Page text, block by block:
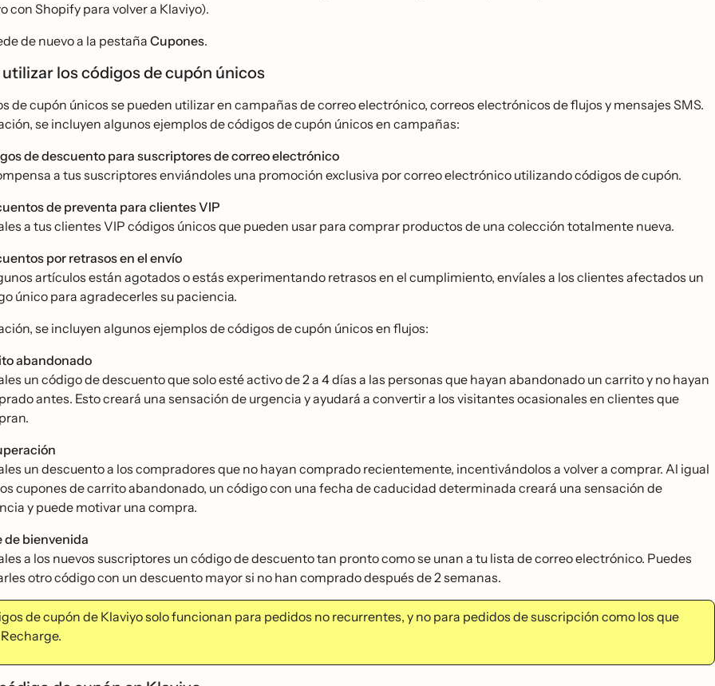
con Shopify para volver a Klaviyo).
de nuevo a la pestañaCupones.
los códigos de cupón únicos
de cupón únicos se pueden utilizar en campañas de correo electrónico, correos electrónicos de flujos y mensajes SMS.
se incluyen algunos ejemplos de códigos de cupón únicos en campañas:
de descuento para suscriptores de correo electrónico
a tus suscriptores enviándoles una promoción exclusiva por correo electrónico utilizando códigos de cupón.
de preventa para clientes VIP
a tus clientes VIP códigos únicos que pueden usar para comprar productos de una colección totalmente nueva.
por retrasos en el envío
artículos están agotados o estás experimentando retrasos en el cumplimiento, envíales a los clientes afectados un
único para agradecerles su paciencia.
se incluyen algunos ejemplos de códigos de cupón únicos en flujos:
abandonado
un código de descuento que solo esté activo de 2 a 4 días a las personas que hayan abandonado un carrito y no hayan
antes. Esto creará una sensación de urgencia y ayudará a convertir a los visitantes ocasionales en clientes que
un descuento a los compradores que no hayan comprado recientemente, incentivándolos a volver a comprar. Al igual
cupones de carrito abandonado, un código con una fecha de caducidad determinada creará una sensación de
y puede motivar una compra.
de bienvenida
a los nuevos suscriptores un código de descuento tan pronto como se unan a tu lista de correo electrónico. Puedes
otro código con un descuento mayor si no han comprado después de 2 semanas.
de cupón de Klaviyo solo funcionan para pedidos no recurrentes, y no para pedidos de suscripción como los que